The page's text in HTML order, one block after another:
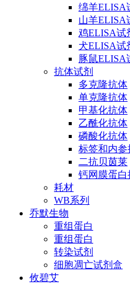
绵羊ELISA
山羊ELISA
鸡ELISA试
犬ELISA试
豚鼠ELISA
抗体试剂
多克隆抗体
单克隆抗体
甲基化抗体
乙酰化抗体
磷酸化抗体
标签和内参
二抗贝茵莱
钙网膜蛋白
耗材
WB系列
乔默生物
重组蛋白
重组蛋白
转染试剂
细胞凋亡试剂盒
攸碧艾